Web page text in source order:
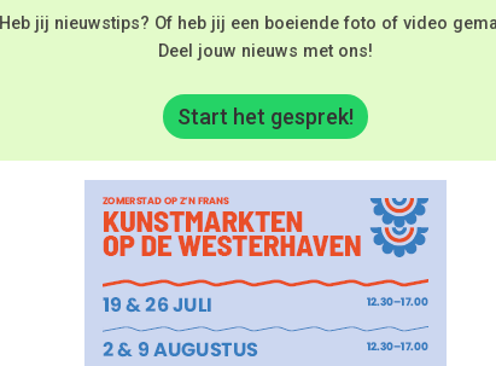
Heb jij nieuwstips? Of heb jij een boeiende foto of video
Deel jouw nieuws met ons!
Start het gesprek!